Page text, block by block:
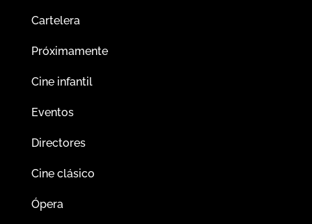
Cartelera
Próximamente
Cine infantil
Eventos
Directores
Cine clásico
Ópera